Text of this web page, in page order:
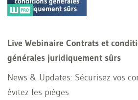
Live Webinaire Contrats et
générales juridiquement sûrs
News & Updates: Sécurisez vos
évitez les pièges